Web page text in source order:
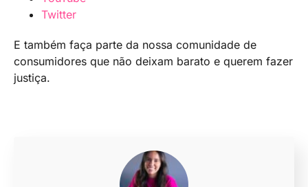
Twitter
E também faça parte da nossa comunidade de
consumidores que não deixam barato e querem fazer
justiça.